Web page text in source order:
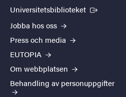
Universitetsbiblioteket (Extern länk)
Jobba hos oss
Press och media
EUTOPIA
Om webbplatsen
Behandling av personuppgifter